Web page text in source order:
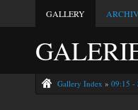
GALLERY
Gallery Index » 09:15 -